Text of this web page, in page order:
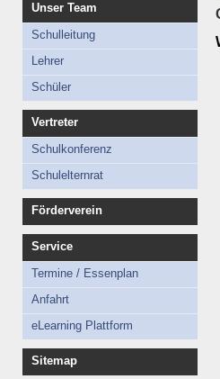
Unser Team
Schulleitung
Lehrer
Schüler
Vertreter
Schulkonferenz
Schulelternrat
Förderverein
Service
Termine / Essenplan
Anfahrt
eLearning Plattform
Sitemap